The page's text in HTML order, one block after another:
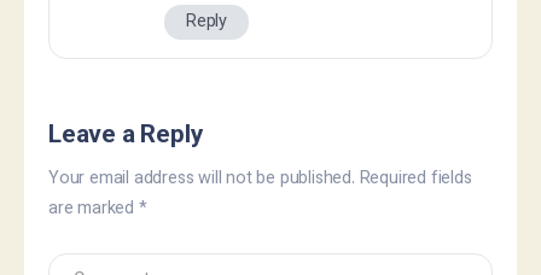
Reply
Leave a Reply
Your email address will not be published. Required fields
are marked *